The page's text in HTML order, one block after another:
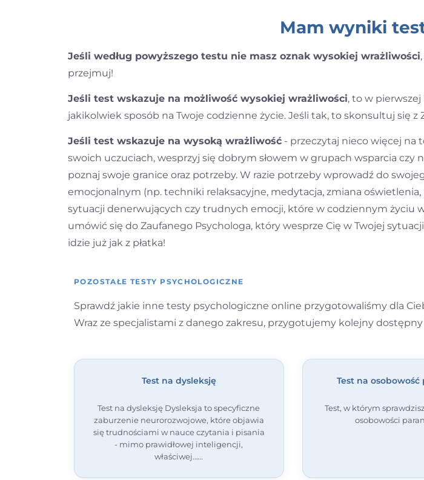
Mam wyniki
Jeśli według powyższego testu nie masz oznak wysokiej wrażliwości
przejmuj!
Jeśli test wskazuje na możliwość wysokiej wrażliwości, to w pierwszej
jakikolwiek sposób na Twoje codzienne życie. Jeśli tak, to skonsultuj się
Jeśli test wskazuje na wysoką wrażliwość - przeczytaj nieco więcej na
swoich uczuciach, wesprzyj się dobrym słowem w grupach wsparcia
poznaj swoje granice oraz potrzeby. W razie potrzeby wprowadź do
emocjonalnym (np. techniki relaksacyjne, medytacja, zmiana
sytuacji denerwujących czy trudnych emocji, które w codziennym życiu
umówić się do Zaufanego Psychologa, który wesprze Cię w Twojej
idzie już jak z płatka!
POZOSTAŁE TESTY PSYCHOLOGICZNE
Sprawdź jakie inne testy psychologiczne online przygotowaliśmy dla
Wraz ze specjalistami z danego zakresu, przygotujemy kolejny
Test na dysleksję
Test na dysleksję Dysleksja to specyficzne
zaburzenie neurorozwojowe, które objawia
się trudnościami w nauce czytania i pisania
- mimo prawidłowej inteligencji,
właściwej…
Test na osobowość
Test, w którym
osobowości